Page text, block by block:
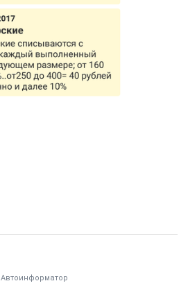
Автоинформатор